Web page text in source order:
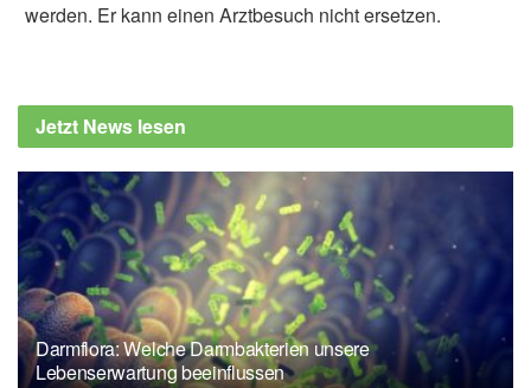
werden. Er kann einen Arztbesuch nicht ersetzen.
Jetzt News lesen
Darmflora: Welche Darmbakterien unsere
Lebenserwartung beeinflussen